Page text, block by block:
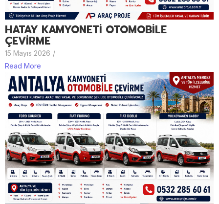
HATAY KAMYONETİ OTOMOBİLE
ÇEVİRME
15 Mayıs 2026 /
Read More